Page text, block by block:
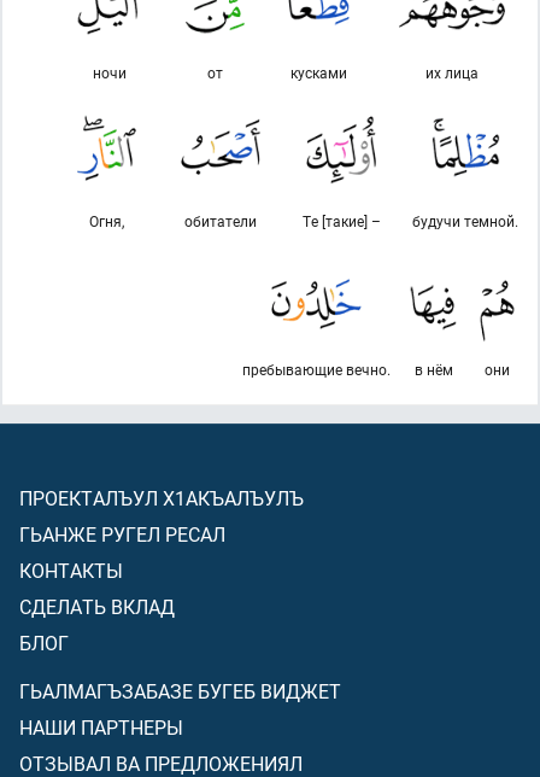
их лица
кусками
от
ночи
будучи темной.
Те [такие] –
обитатели
Огня,
они
в нём
пребывающие вечно.
ПРОЕКТАЛЪУЛ Х1АКЪАЛЪУЛЪ
ГЬАНЖЕ РУГЕЛ РЕСАЛ
КОНТАКТЫ
СДЕЛАТЬ ВКЛАД
БЛОГ
ГЬАЛМАГЪЗАБАЗЕ БУГЕБ ВИДЖЕТ
НАШИ ПАРТНЕРЫ
ОТЗЫВАЛ ВА ПРЕДЛОЖЕНИЯЛ